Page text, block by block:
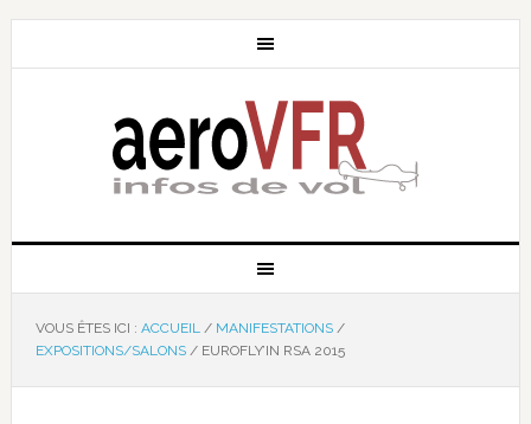
VOUS ÊTES ICI : ACCUEIL / MANIFESTATIONS /
EXPOSITIONS/SALONS /EUROFLY’IN RSA 2015